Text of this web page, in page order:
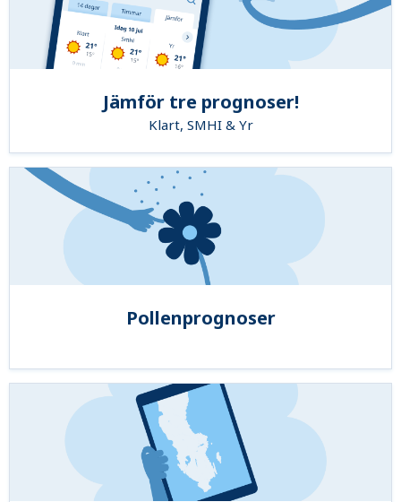
Jämför tre prognoser!
Klart, SMHI & Yr
Pollenprognoser